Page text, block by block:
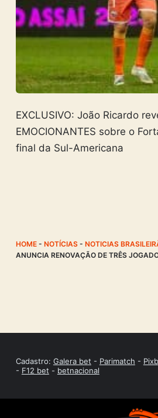
EXCLUSIVO: João Ricardo
EMOCIONANTES sobre o
final da Sul-Americana
HOME- NOTÍCIAS- NOTICIAS
ANUNCIA RENOVAÇÃO DE TRÊS
Cadastro: Galera bet - Parimatch -
- F12 bet - betnacional